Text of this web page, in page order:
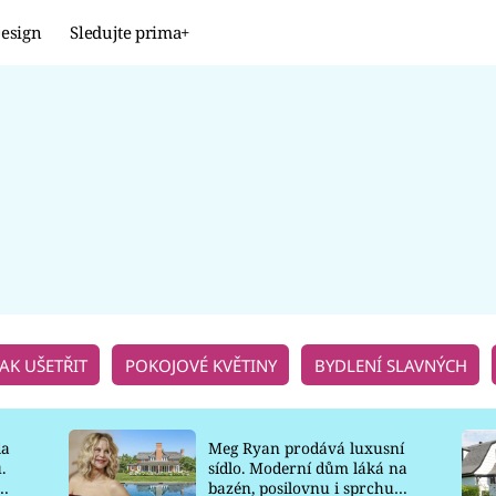
Sledujte prima+
UŠETŘIT POKOJOVÉ KVĚTINY BYDLENÍ SLAVNÝCH
Meg Ryan prodává luxusní
sídlo. Moderní dům láká na
bazén, posilovnu i sprchu